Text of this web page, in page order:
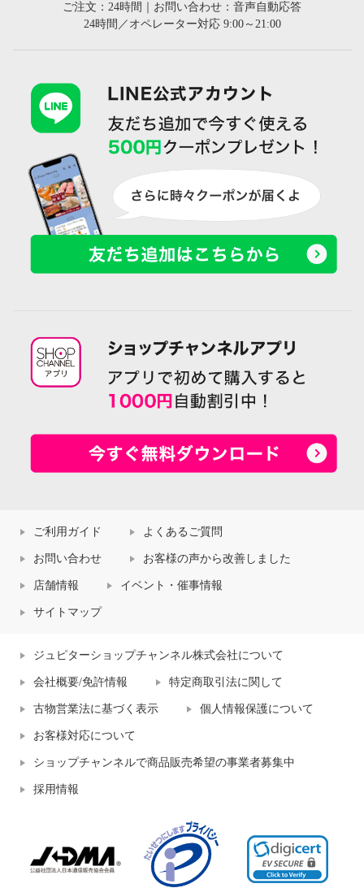
ご注文：24時間｜お問い合わせ：音声自動応答
24時間／オペレーター対応 9:00～21:00
ご利用ガイド よくあるご質問
お問い合わせ お客様の声から改善しました
店舗情報 イベント・催事情報
サイトマップ
ジュピターショップチャンネル株式会社について
会社概要/免許情報 特定商取引法に関して
古物営業法に基づく表示 個人情報保護について
お客様対応について
ショップチャンネルで商品販売希望の事業者募集中
採用情報